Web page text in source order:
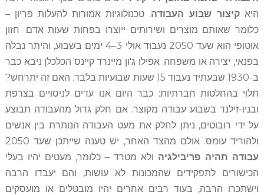
היא קיצור שבוע העבודה. טכנולוגיות אמורות להעלות פריון –
כלומר שאותם מוצרים ושירותים ייוצרו בפחות שעות אדם. חזון
אוטופי הוא שעד 2050 נעבוד אולי 3–4 ימים בשבוע, והיתר נבלה
בפנאי, יצירה או משפחה. אפילו ג'ון מיינרד קיינס הכלכלן ניבא כבר
ב-1930 שבעתיד נעבוד 15 שעות שבועיות בלבד. האם זה יתרחש?
תלוי בהחלטות חברתיות: כבר היום אנו עדים לניסויים בצרפת
ובניו-זילנד בשבוע עבודה מקוצר. אם חלק גדול מהעבודה תבוצע
על ידי רובוטים, ניתן לחלק את מעט העבודה הנותרת בין אנשים
ולהוריד עומס. אולם מהצד האחר, יש טענה שייתכן שעד 2050
עבודה תהיה פריבילגיה ולא מטרד – כלומר, מעטים יהיו בעלי
הכישורים לתפקידים שהמכונות לא עושות, והם יעבדו הרבה
וישתכרו הרבה, בעוד רבים אחרים יהיו מובטלים או מועסקים